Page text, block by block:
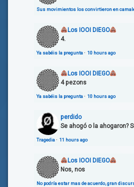
Sus movimientos los convirtieron en
Los IOOI DIEGO
4.
Ya sabéis la pregunta· 10 hours ago
Los IOOI DIEGO
4 pezons
Ya sabéis la pregunta· 10 hours ago
perdido
Se ahogó o la ahogaron?
Tragedia· 11 hours ago
Los IOOI DIEGO
Nos, nos
No podría estar mas de acuerdo, gran